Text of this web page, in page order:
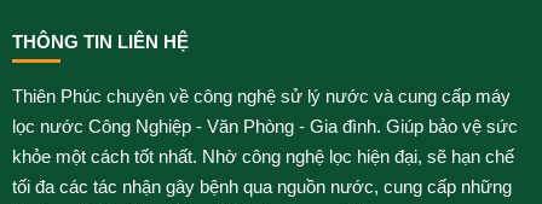
THÔNG TIN LIÊN HỆ
Thiên Phúc chuyên về công nghệ sử lý nước và cung cấp máy
lọc nước Công Nghiệp - Văn Phòng - Gia đình. Giúp bảo vệ sức
khỏe một cách tốt nhất. Nhờ công nghệ lọc hiện đại, sẽ hạn chế
tối đa các tác nhận gây bệnh qua nguồn nước, cung cấp những